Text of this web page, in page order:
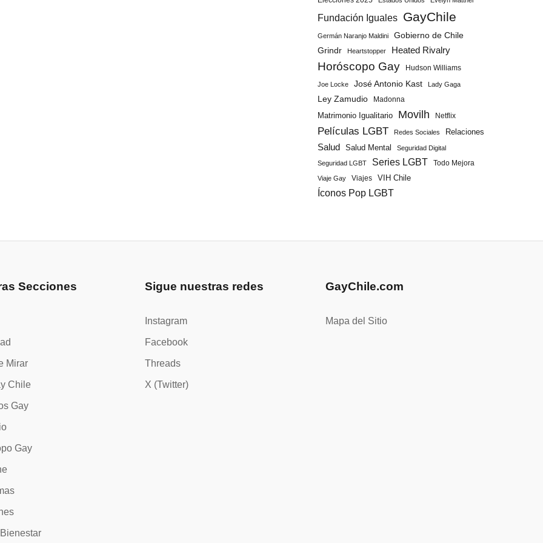
Fundación Iguales GayChile
Germán Naranjo Maldini
Gobierno de Chile
Grindr
Heartstopper Heated Rivalry
Horóscopo Gay Hudson Williams
Joe Locke José Antonio Kast Lady Gaga
Ley Zamudio Madonna
Matrimonio Igualitario Movilh Netflix
Películas LGBT Redes Sociales Relaciones
Salud Salud Mental Seguridad Digital
Seguridad LGBT Series LGBT Todo Mejora
Viaje Gay Viajes VIH Chile
Íconos Pop LGBT
Secciones
Mirar
Chile
Gay
Gay
Sigue nuestras redes
Instagram
Facebook
Threads
X (Twitter)
GayChile.com
Mapa del Sitio